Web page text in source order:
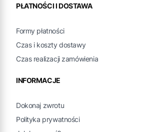
PŁATNOŚCI I DOSTAWA
Formy płatności
Czas i koszty dostawy
Czas realizacji zamówienia
INFORMACJE
Dokonaj zwrotu
Polityka prywatności